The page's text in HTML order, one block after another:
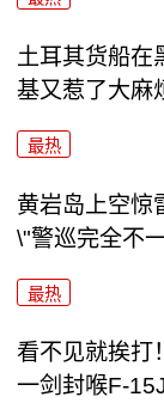
土耳其货船在
基又惹了大麻
最热
黄岩岛上空惊
\"警巡完全不
最热
看不见就挨打
一剑封喉F-